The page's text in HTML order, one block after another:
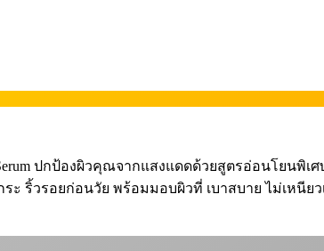
ปกป้องผิวคุณจากแสงแดดด้วยสูตรอ่อนโยนพิเ
ะ ริ้วรอยก่อนวัย พร้อมมอบผิวที่ เบาสบาย ไม่เหนี